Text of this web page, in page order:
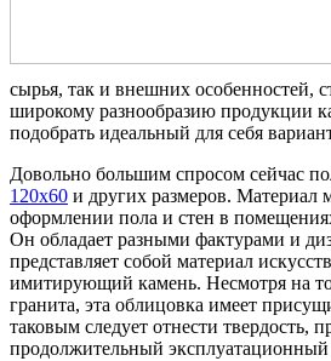
сырья, так и внешних особенностей,
широкому разнообразию продукции
подобрать идеальный для себя
Довольно большим спросом сейчас
120х60 и других размеров. Материал
оформлении пола и стен в
Он обладает разными фактурами и
представляет собой материал
имитирующий камень. Несмотря на
гранита, эта облицовка имеет
таковым следует отнести твердость,
продолжительный эксплуатационный